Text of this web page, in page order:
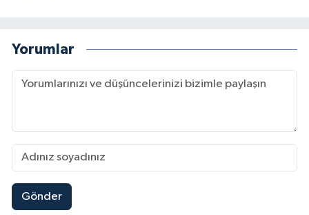
Yorumlar
Gönder